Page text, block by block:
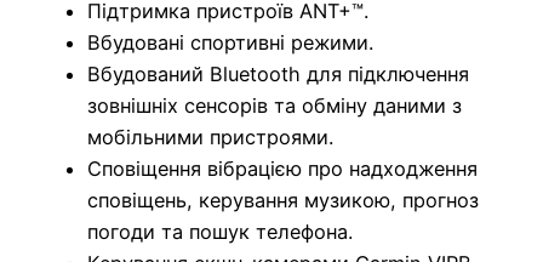
Підтримка пристроїв ANT+™.
Вбудовані спортивні режими.
Вбудований Bluetooth для підключення
зовнішніх сенсорів та обміну даними з
мобільними пристроями.
Сповіщення вібрацією про надходження
сповіщень, керування музикою, прогноз
погоди та пошук телефона.